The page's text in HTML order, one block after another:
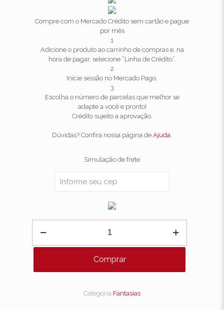
Compre com o Mercado Crédito sem cartão e pague
por mês
1
Adicione o produto ao carrinho de compras e, na
hora de pagar, selecione “Linha de Crédito”.
2
Inicie sessão no Mercado Pago.
3
Escolha o número de parcelas que melhor se
adapte a você e pronto!
Crédito sujeito a aprovação.
Dúvidas? Confira nossa página de Ajuda.
Simulação de frete
Sensual
Sexy
Comprar
Categoria Fantasias